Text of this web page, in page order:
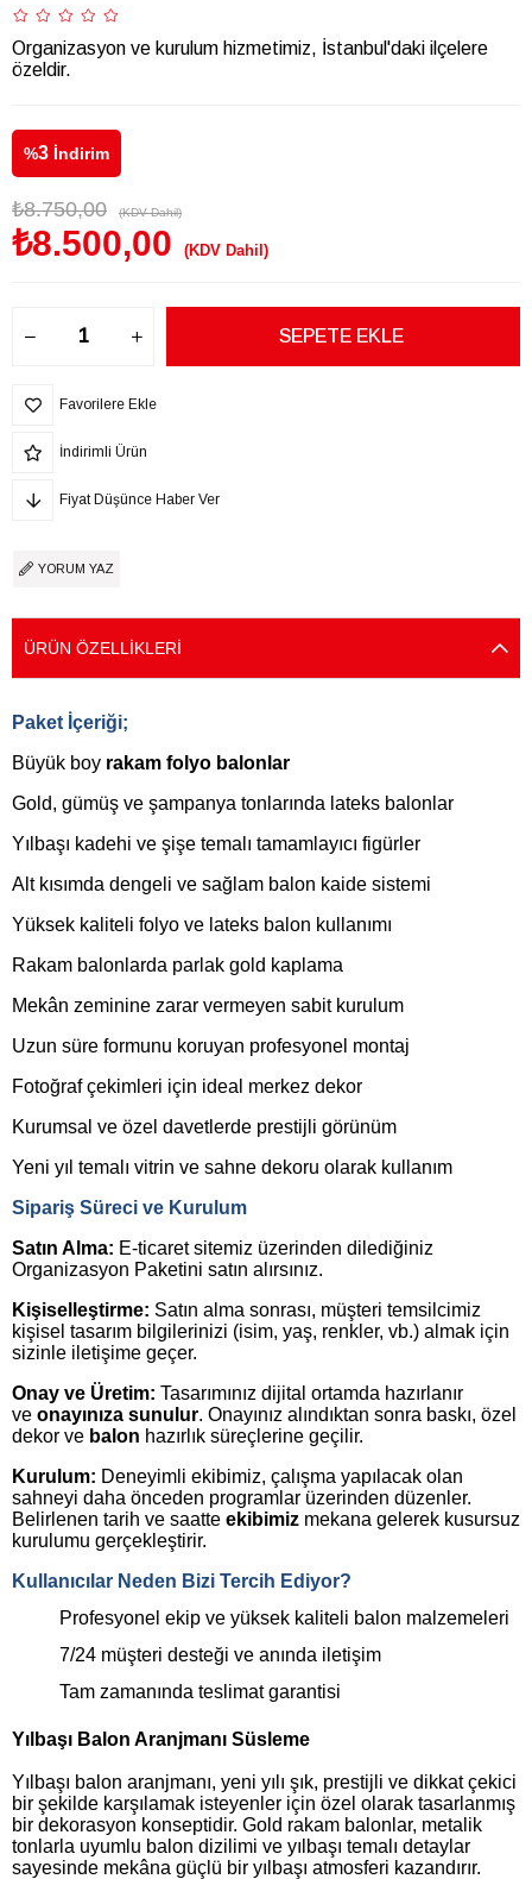
Organizasyon ve kurulum hizmetimiz, İstanbul'daki ilçelere
özeldir.
%3 İndirim
₺8.750,00 (KDV Dahil)
₺8.500,00 (KDV Dahil)
Favorilere Ekle
İndirimli Ürün
Fiyat Düşünce Haber Ver
YORUM YAZ
ÜRÜN ÖZELLIKLERI
Paket İçeriği;
Büyük boy rakam folyo balonlar
Gold, gümüş ve şampanya tonlarında lateks balonlar
Yılbaşı kadehi ve şişe temalı tamamlayıcı figürler
Alt kısımda dengeli ve sağlam balon kaide sistemi
Yüksek kaliteli folyo ve lateks balon kullanımı
Rakam balonlarda parlak gold kaplama
Mekân zeminine zarar vermeyen sabit kurulum
Uzun süre formunu koruyan profesyonel montaj
Fotoğraf çekimleri için ideal merkez dekor
Kurumsal ve özel davetlerde prestijli görünüm
Yeni yıl temalı vitrin ve sahne dekoru olarak kullanım
Sipariş Süreci ve Kurulum
Satın Alma: E-ticaret sitemiz üzerinden dilediğiniz
Organizasyon Paketini satın alırsınız.
Kişiselleştirme: Satın alma sonrası, müşteri temsilcimiz
kişisel tasarım bilgilerinizi (isim, yaş, renkler, vb.) almak için
sizinle iletişime geçer.
Onay ve Üretim: Tasarımınız dijital ortamda hazırlanır
ve onayınıza sunulur. Onayınız alındıktan sonra baskı, özel
dekor ve balon hazırlık süreçlerine geçilir.
Kurulum: Deneyimli ekibimiz, çalışma yapılacak olan
sahneyi daha önceden programlar üzerinden düzenler.
Belirlenen tarih ve saatte ekibimiz mekana gelerek kusursuz
kurulumu gerçekleştirir.
Kullanıcılar Neden Bizi Tercih Ediyor?
Profesyonel ekip ve yüksek kaliteli balon malzemeleri
7/24 müşteri desteği ve anında iletişim
Tam zamanında teslimat garantisi
Yılbaşı Balon Aranjmanı Süsleme
Yılbaşı balon aranjmanı, yeni yılı şık, prestijli ve dikkat çekici
bir şekilde karşılamak isteyenler için özel olarak tasarlanmış
bir dekorasyon konseptidir. Gold rakam balonlar, metalik
tonlarla uyumlu balon dizilimi ve yılbaşı temalı detaylar
sayesinde mekâna güçlü bir yılbaşı atmosferi kazandırır.